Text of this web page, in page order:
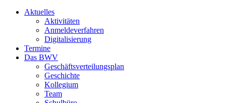
Aktuelles
Aktivitäten
Anmeldeverfahren
Digitalisierung
Termine
Das BWV
Geschäftsverteilungsplan
Geschichte
Kollegium
Team